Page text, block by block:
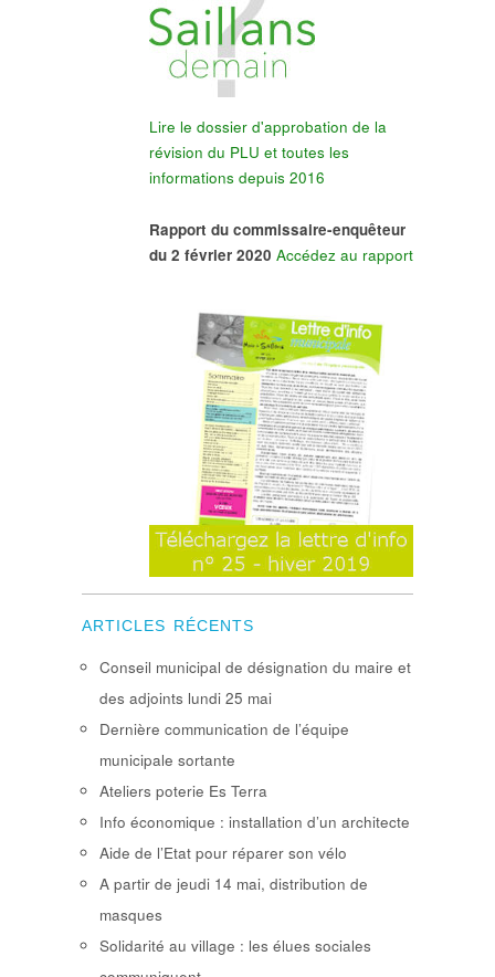
Lire le dossier d'approbation de la
révision du PLU et toutes les
informations depuis 2016
Rapport du commissaire-enquêteur
du 2 février 2020 Accédez au rapport
ARTICLES RÉCENTS
Conseil municipal de désignation du maire et
des adjoints lundi 25 mai
Dernière communication de l’équipe
municipale sortante
Ateliers poterie Es Terra
Info économique : installation d’un architecte
Aide de l’Etat pour réparer son vélo
A partir de jeudi 14 mai, distribution de
masques
Solidarité au village : les élues sociales